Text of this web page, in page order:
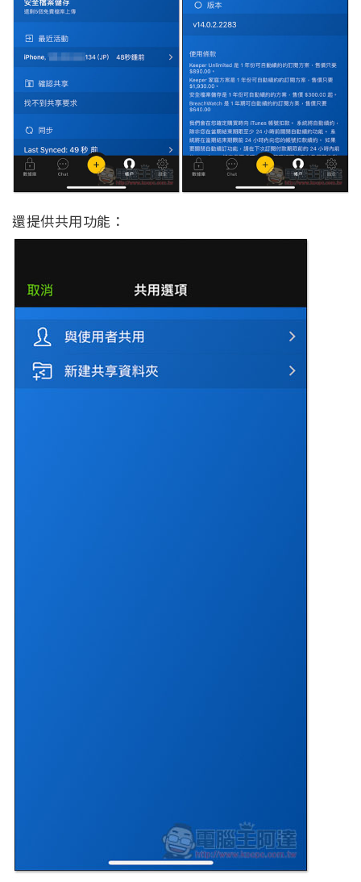
還提供共用功能：